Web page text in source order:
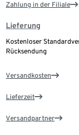
Zahlung in der Filiale
Lieferung
Kostenloser
Rücksendung
Versandkosten
Lieferzeit
Versandpartner